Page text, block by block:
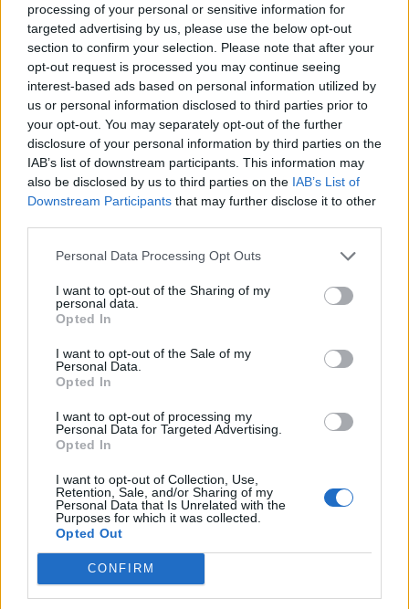
processing of your personal or sensitive information for
targeted advertising by us, please use the below opt-out
section to confirm your selection. Please note that after your
opt-out request is processed you may continue seeing
interest-based ads based on personal information utilized by
us or personal information disclosed to third parties prior to
your opt-out. You may separately opt-out of the further
disclosure of your personal information by third parties on the
IAB’s list of downstream participants. This information may
also be disclosed by us to third parties on the IAB’s List of
Downstream Participants that may further disclose it to other
Personal Data Processing Opt Outs
I want to opt-out of the Sharing of my
personal data.
Opted In
I want to opt-out of the Sale of my
Personal Data.
Opted In
I want to opt-out of processing my
Personal Data for Targeted Advertising.
Opted In
I want to opt-out of Collection, Use,
Retention, Sale, and/or Sharing of my
Personal Data that Is Unrelated with the
Purposes for which it was collected.
Opted Out
CONFIRM
Selezioniamo per te
Il meglio di
Accedioregistrati per commentare questo
commento esprime il pensiero dell'autore e non rappresenta la linea editoriale
di VareseNews.it, che rimane autonoma e indipendente. I messaggi inclusi nei
commenti non sono testi giornalistici, ma post inviati dai singoli lettori che
possono essere automaticamente pubblicati senza filtro preventivo. I commenti